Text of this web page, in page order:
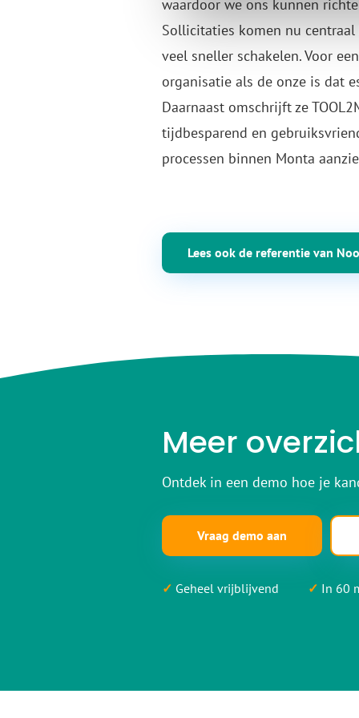
waardoor we ons kunnen
Sollicitaties komen nu
veel sneller schakelen. Voor
organisatie als de onze is dat
Daarnaast omschrijft ze
tijdbesparend en
processen binnen Monta
Lees ook de referentie van
Meer
Ontdek in een demo hoe je
Vraag demo aan
✓ Geheel vrijblijvend ✓ In 60